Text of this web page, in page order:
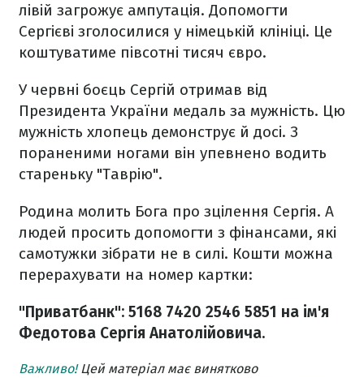
лівій загрожує ампутація. Допомогти
Сергієві зголосилися у німецькій клініці. Це
коштуватиме півсотні тисяч євро.
У червні боєць Сергій отримав від
Президента України медаль за мужність. Цю
мужність хлопець демонструє й досі. З
пораненими ногами він упевнено водить
стареньку "Таврію".
Родина молить Бога про зцілення Сергія. А
людей просить допомогти з фінансами, які
самотужки зібрати не в силі. Кошти можна
перерахувати на номер картки:
"Приватбанк": 5168 7420 2546 5851 на ім'я
Федотова Сергія Анатолійовича.
Важливо!Цей матеріал має винятково